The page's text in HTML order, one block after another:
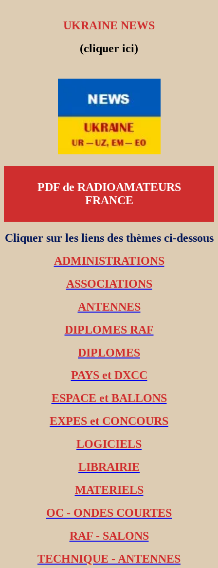
UKRAINE NEWS
(cliquer ici)
PDF de RADIOAMATEURS
FRANCE
Cliquer sur les liens des thèmes ci-dessous
ADMINISTRATIONS
ASSOCIATIONS
ANTENNES
DIPLOMES RAF
DIPLOMES
PAYS et DXCC
ESPACE et BALLONS
EXPES et CONCOURS
LOGICIELS
LIBRAIRIE
MATERIELS
OC - ONDES COURTES
RAF - SALONS
TECHNIQUE - ANTENNES